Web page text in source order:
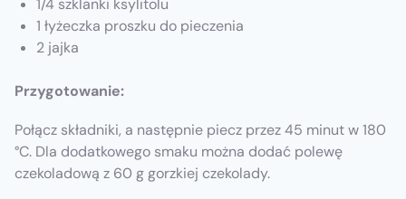
1/4 szklanki ksylitolu
1 łyżeczka proszku do pieczenia
2 jajka
Przygotowanie:
Połącz składniki, a następnie piecz przez 45 minut w 180
°C. Dla dodatkowego smaku można dodać polewę
czekoladową z 60 g gorzkiej czekolady.